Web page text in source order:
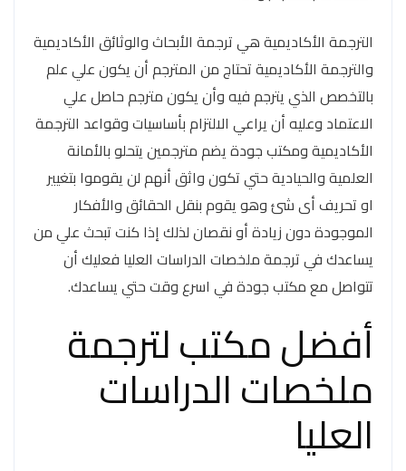
الترجمة الأكاديمية هي ترجمة الأبحاث والوثائق الأكاديمية
والترجمة الأكاديمية تحتاج من المترجم أن يكون علي علم
بالتخصص الذي يترجم فيه وأن يكون مترجم حاصل علي
الاعتماد وعليه أن يراعي الالتزام بأساسيات وقواعد الترجمة
الأكاديمية ومكتب جودة يضم مترجمين يتحلو بالأمانة
العلمية والحيادية حتي تكون واثق أنهم لن يقوموا بتغيير
او تحريف أى شئ وهو يقوم بنقل الحقائق والأفكار
الموجودة دون زيادة أو نقصان لذلك إذا كنت تبحث علي من
يساعدك في ترجمة ملخصات الدراسات العليا فعليك أن
تتواصل مع مكتب جودة في اسرع وقت حتي يساعدك.
أفضل مكتب لترجمة
ملخصات الدراسات
العليا